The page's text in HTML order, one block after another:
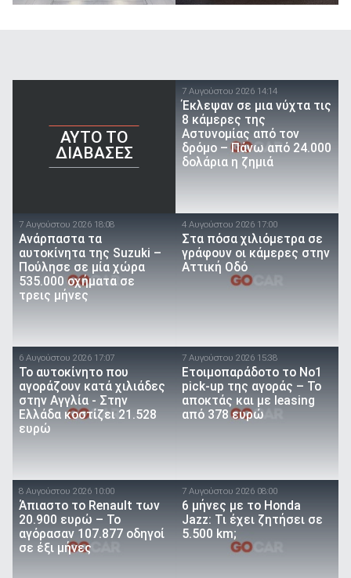
AYTO TO
ΔΙΑΒΑΣΕΣ
7 Αυγούστου 2026 14:14
Έκλεψαν σε μια νύχτα τις
8 κάμερες της
Αστυνομίας από τον
δρόμο – Πάνω από 24.000
δολάρια η ζημιά
7 Αυγούστου 2026 18:08
Ανάρπαστα τα
αυτοκίνητα της Suzuki –
Πούλησε σε μία χώρα
535.000 οχήματα σε
τρεις μήνες
4 Αυγούστου 2026 17:00
Στα πόσα χιλιόμετρα σε
γράφουν οι κάμερες στην
Αττική Οδό
6 Αυγούστου 2026 17:07
To αυτοκίνητο που
αγοράζουν κατά χιλιάδες
στην Αγγλία - Στην
Ελλάδα κοστίζει 21.528
ευρώ
7 Αυγούστου 2026 15:38
Ετοιμοπαράδοτο το Νο1
pick-up της αγοράς – Το
αποκτάς και με leasing
από 378 ευρώ
8 Αυγούστου 2026 10:00
Άπιαστο το Renault των
20.900 ευρώ – Το
αγόρασαν 107.877 οδηγοί
σε έξι μήνες
7 Αυγούστου 2026 08:00
6 μήνες με το Honda
Jazz: Τι έχει ζητήσει σε
5.500 km;